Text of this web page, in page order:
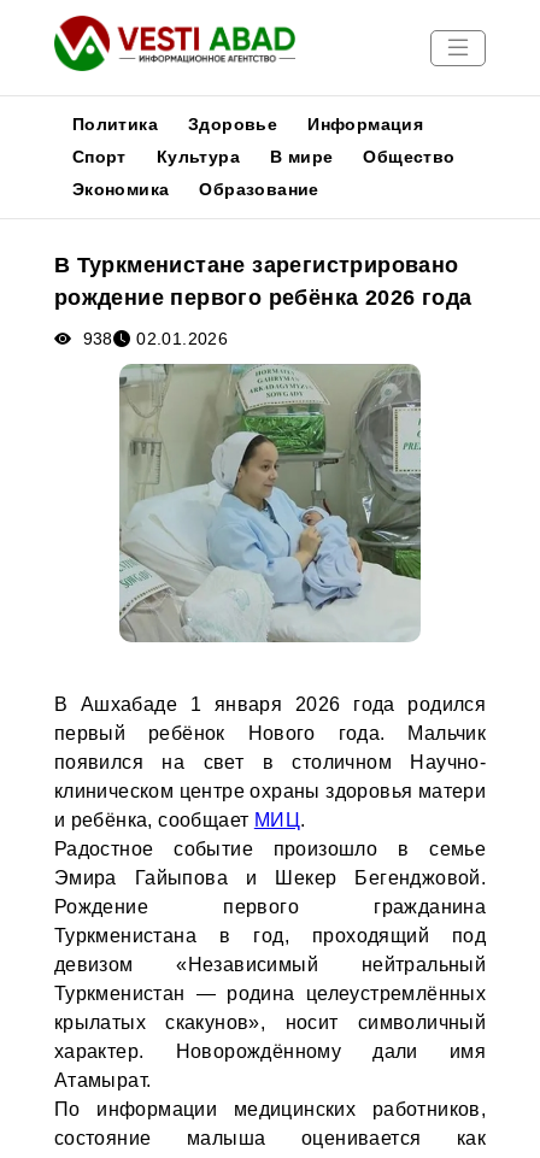
Новости
Медиа
Афиша
Политика Здоровье
Информация
Спорт
Культура В мире
Общество
Экономика
Образование
В Туркменистане зарегистрировано
рождение первого ребёнка 2026 года
938 02.01.2026
В Ашхабаде 1 января 2026 года родился
первый ребёнок Нового года. Мальчик
появился на свет в столичном Научно-
клиническом центре охраны здоровья матери
и ребёнка, сообщает МИЦ .
Радостное событие произошло в семье
Эмира Гайыпова и Шекер Бегенджовой.
Рождение первого гражданина
Туркменистана в год, проходящий под
девизом «Независимый нейтральный
Туркменистан — родина целеустремлённых
крылатых скакунов», носит символичный
характер. Новорождённому дали имя
Атамырат.
По информации медицинских работников,
состояние малыша оценивается как